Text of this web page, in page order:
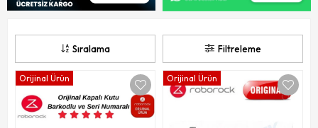
Filtreleme
Sıralama
Orijinal Ürün Orijinal Ürün